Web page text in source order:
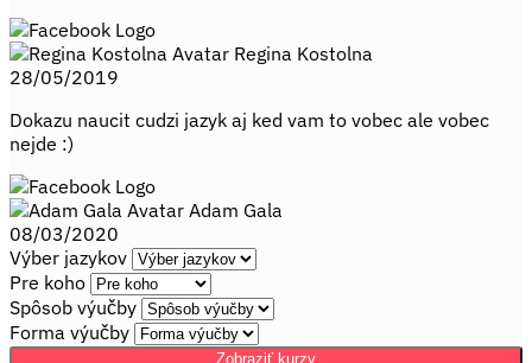
Regina Kostolna
28/05/2019
Dokazu naucit cudzi jazyk aj ked vam to vobec ale vobec
nejde :)
Adam Gala
08/03/2020
Výber jazykov
Pre koho
Spôsob výučby
Forma výučby
Zobraziť kurzy